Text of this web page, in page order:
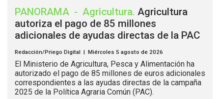
PANORAMA - Agricultura. Agricultura
autoriza el pago de 85 millones
adicionales de ayudas directas de la PAC
Redacción/Priego Digital | Miércoles 5 agosto de 2026
El Ministerio de Agricultura, Pesca y Alimentación ha
autorizado el pago de 85 millones de euros adicionales
correspondientes a las ayudas directas de la campaña
2025 de la Política Agraria Común (PAC).